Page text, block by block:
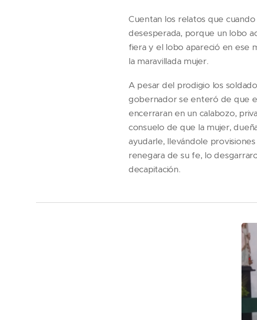
Cuentan los relatos que
desesperada, porque un lobo
fiera y el lobo apareció en ese
la maravillada mujer.
A pesar del prodigio los
gobernador se enteró de que
encerraran en un calabozo,
consuelo de que la mujer,
ayudarle, llevándole
renegara de su fe, lo
decapitación.